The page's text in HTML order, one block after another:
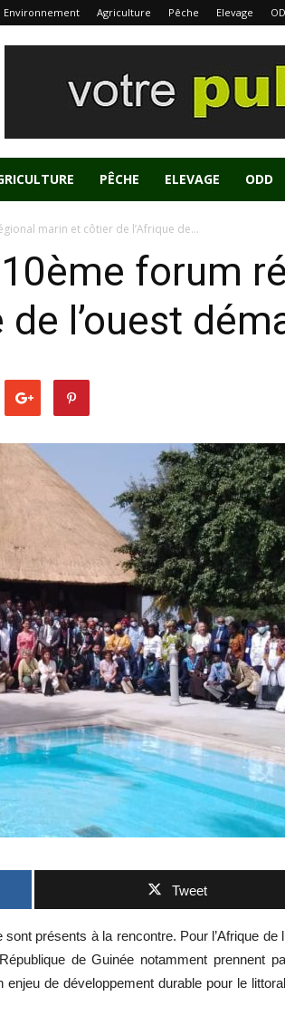
Environnement Agriculture Pêche Elevage
PÊCHE ELEVAGE ODD
marin et côtier de l’Afrique de...
forum
l’ouest
Tweet
présents à la rencontre. Pour l’Afrique de
de Guinée notamment prennent
de développement durable pour le